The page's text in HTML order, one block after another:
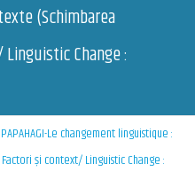
(Schimbarea
Change :
Le changement linguistique :
și context/ Linguistic Change :